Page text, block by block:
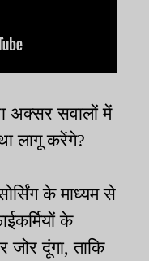
अक्सर सवालों में
लागू करेंगे?
के माध्यम से
के
दूंगा, ताकि